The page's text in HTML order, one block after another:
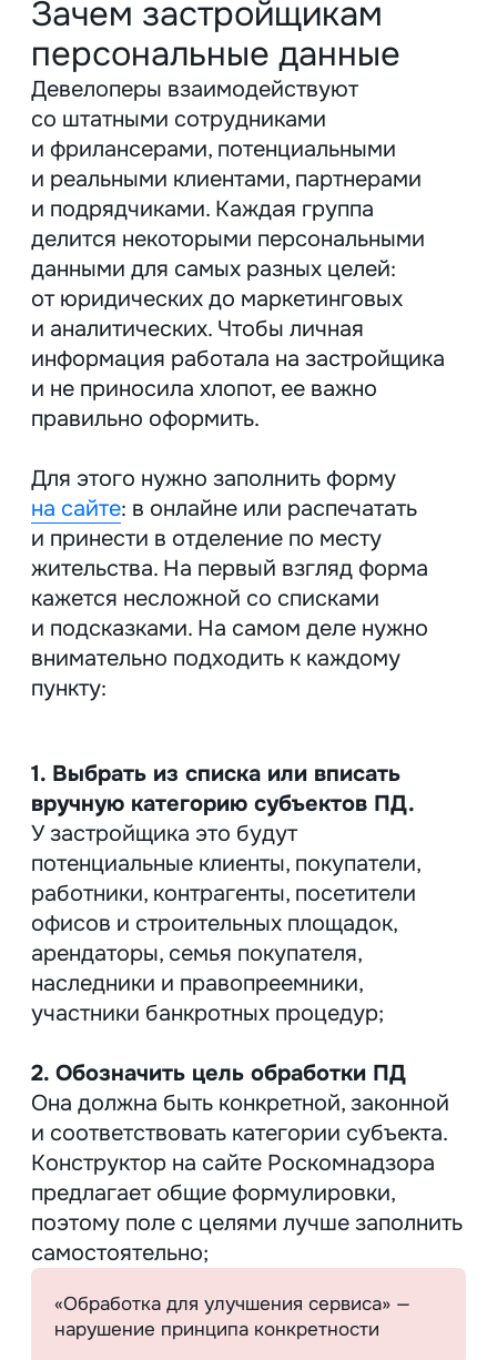
потенциальные клиенты, покупатели,
работники, контрагенты, посетители
офисов и строительных площадок,
арендаторы, семья покупателя,
наследники и правопреемники,
участники банкротных процедур;
2. Обозначить цель обработки ПД
Она должна быть конкретной, законной
и соответствовать категории субъекта.
Конструктор на сайте Роскомнадзора
предлагает общие формулировки,
поэтому поле с целями лучше заполнить
самостоятельно;
«Обработка для улучшения сервиса» —
«Исполнение договора ДДУ:
идентификация стороны, регистрация
права собственности в Росреестре,
налогового вычета»
«Сбор данных для маркетинга» — не
указано конкретное действие
«Предоставление коммерческого
предложения по запросу через форму
обратной связи; отправка каталога
объектов недвижимости;
информирование о новых проектах»
3. Выбрать список ПД для работы
и голосовых записей;
Получить согласие на обработку
общих персональных данных
можно в любой форме. Чаще всего
в офлайне для этого используют
бумажный шаблон, а в онлайне
чекбокс — пункт, в котором
пользователь должен поставить
галочку. Чекбокс нужно разместить
во всех формах для сбора ПД.
письменное согласие на обработку.
4. Уточнить правовое основание
обработки ПД.
Здесь действует
правило одна цель — одно правовое
основание. Объединить цели можно
в случае, если они логически связаны
(например, включают все этапы купли-
основанию обработки (договору,
согласию или закону) и не включают